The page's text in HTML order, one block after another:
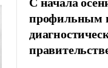
профильным